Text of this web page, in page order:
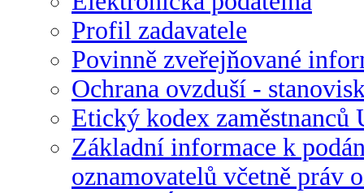
Profil zadavatele
Povinně zveřejňované
Ochrana ovzduší -
Etický kodex zaměstnanců
Základní informace k
oznamovatelů včetně práv